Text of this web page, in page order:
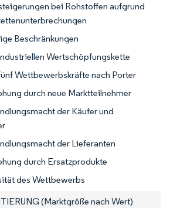
bei Rohstoffen aufgrund
Beschränkungen
Wertschöpfungskette
Wettbewerbskräfte nach Porter
durch neue Marktteilnehmer
der Käufer und
der Lieferanten
durch Ersatzprodukte
des Wettbewerbs
(Marktgröße nach Wert)